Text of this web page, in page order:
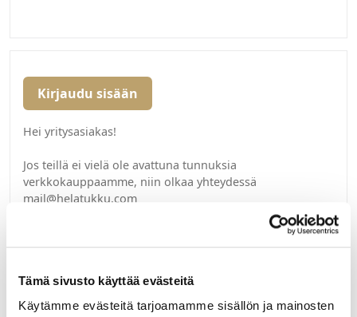
Tämä sivusto käyttää evästeitä
Käytämme evästeitä tarjoamamme sisällön ja mainosten
Kirjaudu sisään
Hei yritysasiakas!
Jos teillä ei vielä ole avattuna tunnuksia
verkkokauppaamme, niin olkaa yhteydessä
mail@helatukku.com
Yksikkö:
kpl